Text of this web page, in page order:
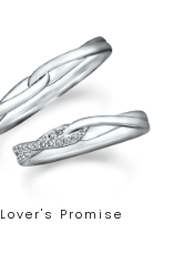
Lover's Promise